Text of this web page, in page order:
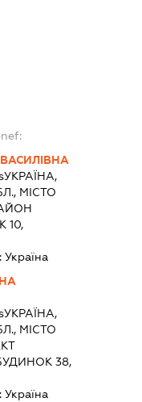
УКРАЇНА,
МІСТО
10,
Україна
УКРАЇНА,
МІСТО
38,
Україна